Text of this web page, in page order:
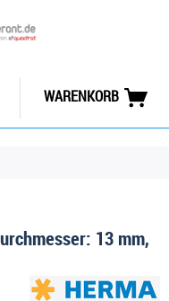
WARENKORB
13 mm,